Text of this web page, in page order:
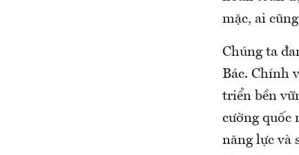
mặc, ai
Chúng ta
Bác. Chính
triển bền
cường quốc
năng lực và